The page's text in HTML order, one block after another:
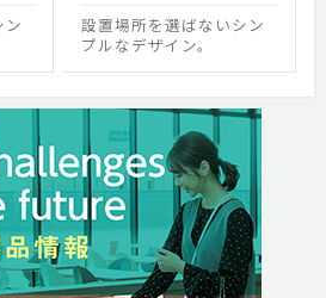
ン
設置場所を選ばないシン
プルなデザイン。